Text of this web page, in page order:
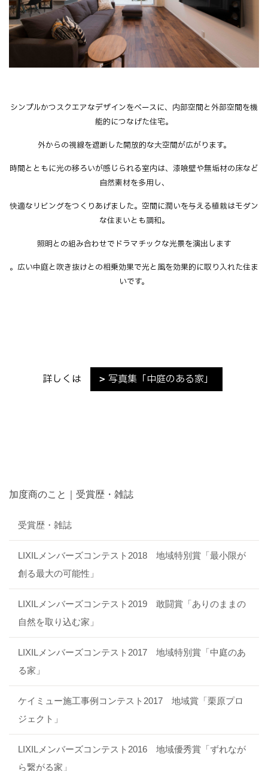
シンプルかつスクエアなデザインをベースに、内部空間と外部空間を機
能的につなげた住宅。
外からの視線を遮断した開放的な大空間が広がります。
時間とともに光の移ろいが感じられる室内は、漆喰壁や無垢材の床など
自然素材を多用し、
快適なリビングをつくりあげました。空間に潤いを与える植栽はモダン
な住まいとも調和。
照明との組み合わせでドラマチックな光景を演出します
。広い中庭と吹き抜けとの相乗効果で光と風を効果的に取り入れた住ま
いです。
詳しくは 写真集「中庭のある家」
加度商のこと｜受賞歴・雑誌
受賞歴・雑誌
LIXILメンバーズコンテスト2018 地域特別賞「最小限が
創る最大の可能性」
LIXILメンバーズコンテスト2019 敢闘賞「ありのままの
自然を取り込む家」
LIXILメンバーズコンテスト2017 地域特別賞「中庭のあ
る家」
ケイミュー施工事例コンテスト2017 地域賞「栗原プロ
ジェクト」
LIXILメンバーズコンテスト2016 地域優秀賞「ずれなが
ら繋がる家」